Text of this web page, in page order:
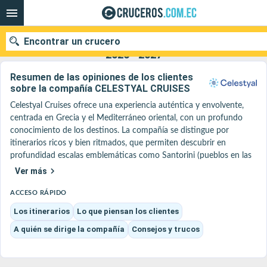
Celestyal Cruises : Nuestras ofertas de cruceros
2026 - 2027
Resumen de las opiniones de los clientes
sobre la compañía CELESTYAL CRUISES
Celestyal Cruises ofrece una experiencia auténtica y envolvente,
centrada en Grecia y el Mediterráneo oriental, con un profundo
conocimiento de los destinos. La compañía se distingue por
itinerarios ricos y bien ritmados, que permiten descubrir en
profundidad escalas emblemáticas como Santorini (pueblos en las
laderas y atardeceres), Mykonos (callejuelas animadas, ambiente
A bordo de barcos de tamaño humano como el Celestyal Journey
o el Celestyal Discovery, el ambiente es acogedor y cálido, con una
fuerte identidad griega tanto en la hospitalidad como en la
gastronomía, que destaca las especialidades locales. Los pasajeros
como las fórmulas que suelen ser muy completas, lo que facilita la
Ver más
ACCESO RÁPIDO
Los itinerarios
Lo que piensan los clientes
A quién se dirige la compañía
Consejos y trucos
Encontrar un crucero
Nuestros destinos
Fecha de salida
Compañías